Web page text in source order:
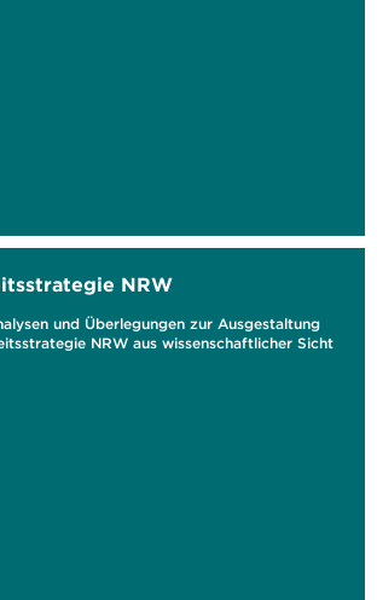
NRW
und Überlegungen zur Ausgestaltung
NRW aus wissenschaftlicher Sicht